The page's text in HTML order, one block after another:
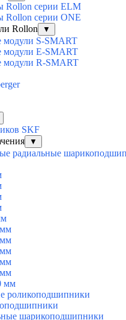
Rollon серии ELM
Rollon серии ONE
Rollon
▼
S-SMART
E-SMART
R-SMART
SKF
▼
радиальные
мм
роликоподшипники
шарикоподшипники